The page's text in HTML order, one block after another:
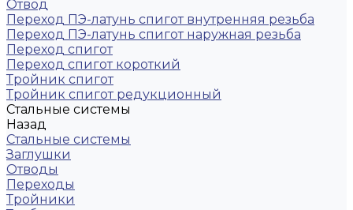
Отвод
Переход ПЭ-латунь спигот внутренняя резьба
Переход ПЭ-латунь спигот наружная резьба
Переход спигот
Переход спигот короткий
Тройник спигот
Тройник спигот редукционный
Стальные системы
Назад
Стальные системы
Заглушки
Отводы
Переходы
Тройники